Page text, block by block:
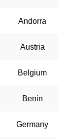
Andorra
Austria
Belgium
Benin
Germany